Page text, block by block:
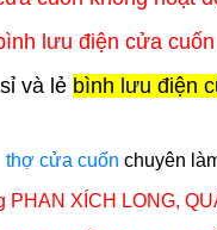
lưu điện cửa cuốn
và lẻ bình lưu điện
thợ cửa cuốn chuyên
PHAN XÍCH LONG,